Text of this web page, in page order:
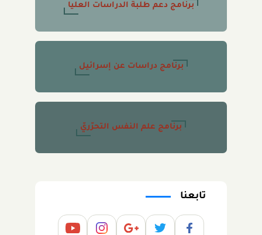
برنامج دعم طلبة الدراسات العليا
برنامج دراسات عن إسرائيل
برنامج علم النفس التحرّريّ
تابعنا